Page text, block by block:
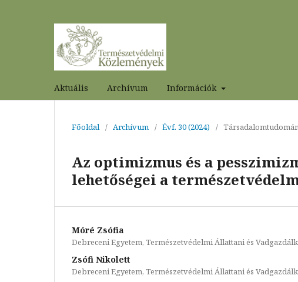
Aktuális Archívum Információk
Főoldal / Archívum / Évf. 30 (2024) /
Az optimizmus és a
lehetőségei a
Móré Zsófia
Debreceni Egyetem, Természetvédelmi Állattani és
Zsófi Nikolett
Debreceni Egyetem, Természetvédelmi Állattani és